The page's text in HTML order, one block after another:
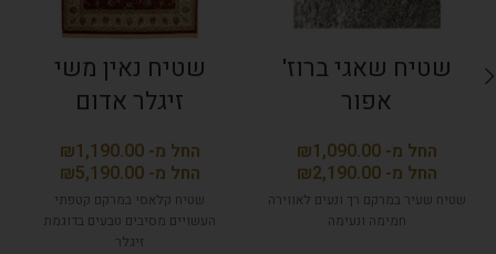
שטיח שאגי ברוז'
אפור
₪
₪
שטיח שעיר במרקם רך ונעים לאווירה
חמימה ונעימה
שטיח נאין משי
זיגלר אדום
₪
₪
שטיח קלאסי במרקם קטפתי
העשויים מסיבים טבעים בדוגמת
זיגלר